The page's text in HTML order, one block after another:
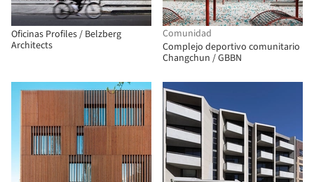
Oficinas Profiles / Belzberg
Architects
Comunidad
Complejo deportivo comunitario
Changchun / GBBN